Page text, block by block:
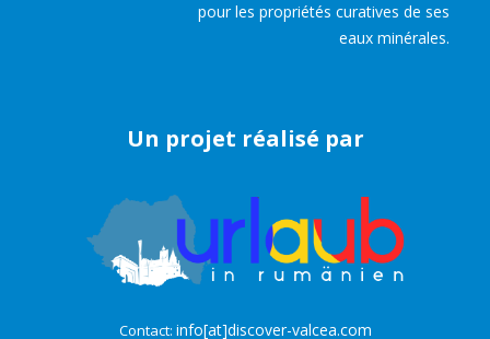
pour les propriétés curatives de ses
eaux minérales.
Un projet réalisé par
Contact: info[at]discover-valcea.com